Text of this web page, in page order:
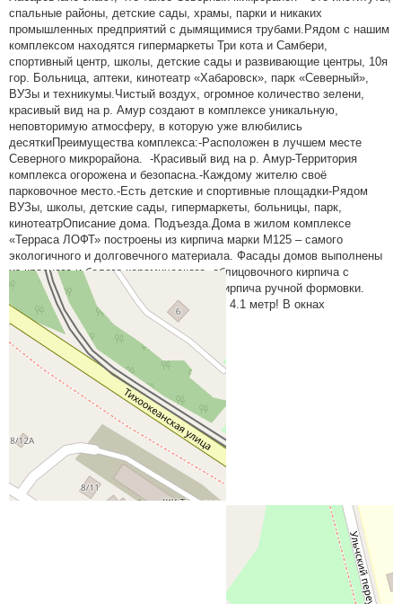
спальные районы, детские сады, храмы, парки и никаких
промышленных предприятий с дымящимися трубами.Рядом с нашим
комплексом находятся гипермаркеты Три кота и Самбери,
спортивный центр, школы, детские сады и развивающие центры, 10я
гор. Больница, аптеки, кинотеатр «Хабаровск», парк «Северный»,
ВУЗы и техникумы.Чистый воздух, огромное количество зелени,
красивый вид на р. Амур создают в комплексе уникальную,
неповторимую атмосферу, в которую уже влюбились
десяткиПреимущества комплекса:-Расположен в лучшем месте
Северного микрорайона. -Красивый вид на р. Амур-Территория
комплекса огорожена и безопасна.-Каждому жителю своё
парковочное место.-Есть детские и спортивные площадки-Рядом
ВУЗы, школы, детские сады, гипермаркеты, больницы, парк,
кинотеатрОписание дома. Подъезда.Дома в жилом комплексе
«Терраса ЛОФТ» построены из кирпича марки М125 – самого
экологичного и долговечного материала. Фасады домов выполнены
из красного и белого керамического, облицовочного кирпича с
вставками из колотого декоративного кирпича ручной формовки.
Расширенные оконные проемы высотой 4.1 метр! В окнах
используется
развернуть